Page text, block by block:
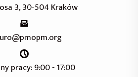
3, 30-504 Kraków
pracy: 9:00 - 17:00